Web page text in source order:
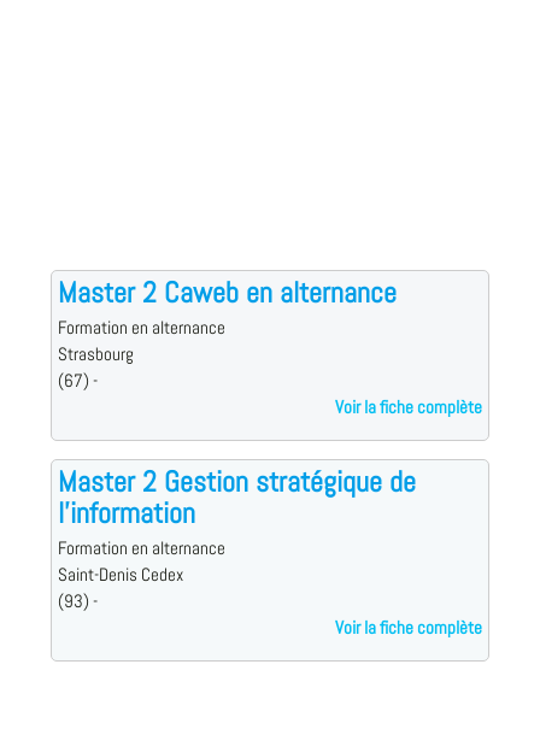
Master 2 Caweb en alternance
Formation en alternance
Strasbourg
(67) -
Voir la fiche complète
Master 2 Gestion stratégique de
l’information
Formation en alternance
Saint-Denis Cedex
(93) -
Voir la fiche complète